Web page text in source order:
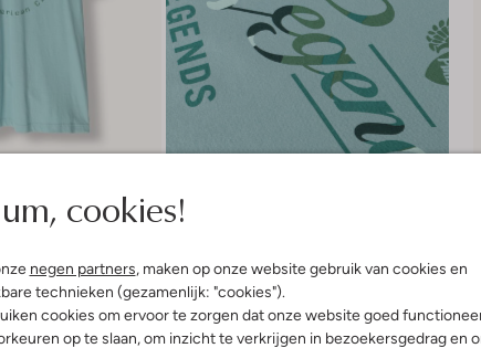
cookies!
negen partners, maken op onze website gebruik van cookies en
technieken (gezamenlijk: "cookies").
cookies om ervoor te zorgen dat onze website goed
op te slaan, om inzicht te verkrijgen in bezoekersgedrag en
& retourneren